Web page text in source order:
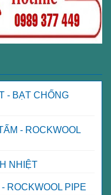
- BẠT CHỐNG
- ROCKWOOL
NHIỆT
ROCKWOOL PIPE